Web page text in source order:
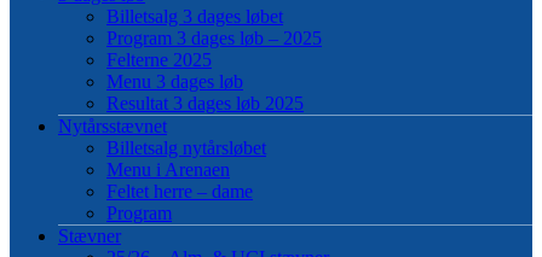
Billetsalg 3 dages løbet
Program 3 dages løb – 2025
Felterne 2025
Menu 3 dages løb
Resultat 3 dages løb 2025
Nytårsstævnet
Billetsalg nytårsløbet
Menu i Arenaen
Feltet herre – dame
Program
Stævner